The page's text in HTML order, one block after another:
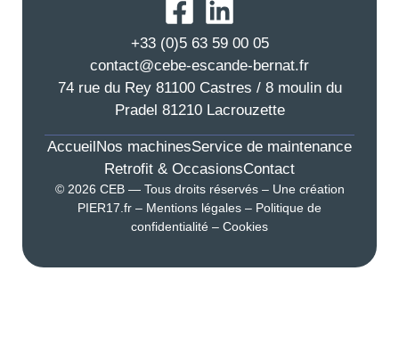
+33 (0)5 63 59 00 05
contact@cebe-escande-bernat.fr
74 rue du Rey 81100 Castres / 8 moulin du
Pradel 81210 Lacrouzette
Accueil Nos machinesService de maintenance
Retrofit & OccasionsContact
© 2026 CEB — Tous droits réservés – Une création
PIER17.fr – Mentions légales – Politique de
confidentialité – Cookies